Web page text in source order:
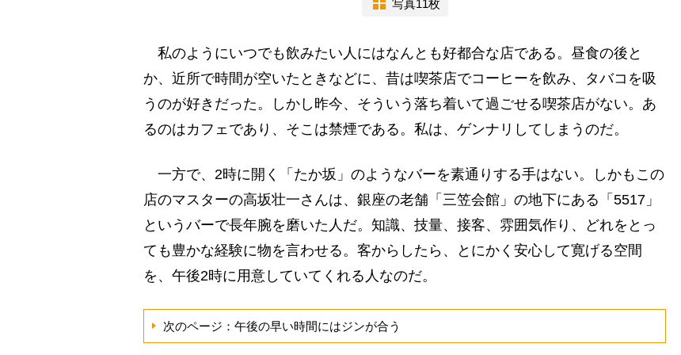
写真11枚
私のようにいつでも飲みたい人にはなんとも好都合な店である。昼食の後と
か、近所で時間が空いたときなどに、昔は喫茶店でコーヒーを飲み、タバコを吸
うのが好きだった。しかし昨今、そういう落ち着いて過ごせる喫茶店がない。あ
るのはカフェであり、そこは禁煙である。私は、ゲンナリしてしまうのだ。
一方で、2時に開く「たか坂」のようなバーを素通りする手はない。しかもこの
店のマスターの高坂壮一さんは、銀座の老舗「三笠会館」の地下にある「5517」
というバーで長年腕を磨いた人だ。知識、技量、接客、雰囲気作り、どれをとっ
ても豊かな経験に物を言わせる。客からしたら、とにかく安心して寛げる空間
を、午後2時に用意していてくれる人なのだ。
次のページ：午後の早い時間にはジンが合う